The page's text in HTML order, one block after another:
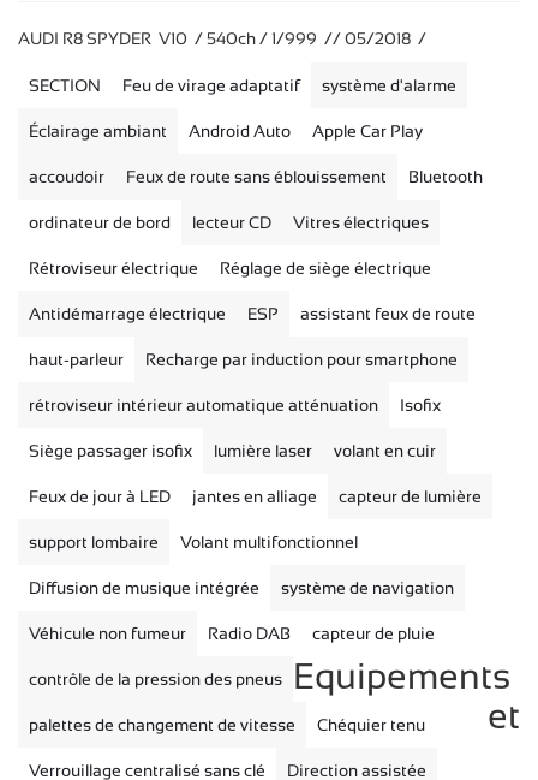
AUDI R8 SPYDER V10 / 540ch / 1/999 // 05/2018 /
SECTION Feu de virage adaptatif système d'alarme
Éclairage ambiant Android Auto Apple Car Play
accoudoir Feux de route sans éblouissement Bluetooth
ordinateur de bord lecteur CD Vitres électriques
Rétroviseur électrique Réglage de siège électrique
Antidémarrage électrique ESP assistant feux de route
haut-parleur Recharge par induction pour smartphone
rétroviseur intérieur automatique atténuation Isofix
Siège passager isofix lumière laser volant en cuir
Feux de jour à LED jantes en alliage capteur de lumière
support lombaire Volant multifonctionnel
Diffusion de musique intégrée système de navigation
Véhicule non fumeur Radio DAB capteur de pluie
contrôle de la pression des pneus
palettes de changement de vitesse Chéquier tenu
Verrouillage centralisé sans clé Direction assistée
Equipements
et